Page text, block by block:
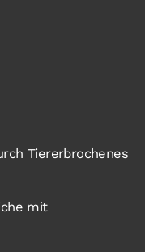
Tiererbrochenes
mit